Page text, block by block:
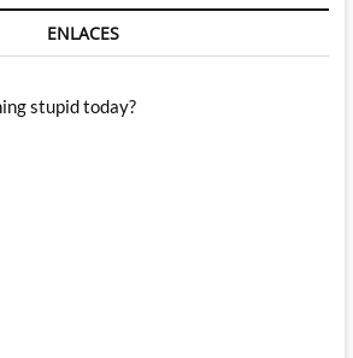
ENLACES
stupid today?